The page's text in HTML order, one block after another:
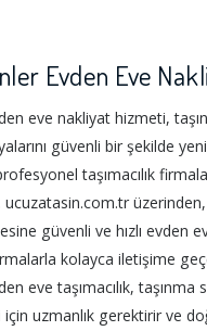
Evden Eve
eve nakliyat hizmeti,
güvenli bir şekilde
taşımacılık
güvenli ve hızlı evden
kolayca iletişime
eve taşımacılık, taşınma
uzmanlık gerektirir ve